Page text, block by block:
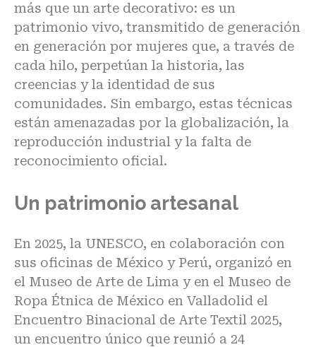
más que un arte decorativo: es un
patrimonio vivo, transmitido de generación
en generación por mujeres que, a través de
cada hilo, perpetúan la historia, las
creencias y la identidad de sus
comunidades. Sin embargo, estas técnicas
están amenazadas por la globalización, la
reproducción industrial y la falta de
reconocimiento oficial.
Un patrimonio artesanal
En 2025, la UNESCO, en colaboración con
sus oficinas de México y Perú, organizó en
el Museo de Arte de Lima y en el Museo de
Ropa Étnica de México en Valladolid el
Encuentro Binacional de Arte Textil 2025,
un encuentro único que reunió a 24